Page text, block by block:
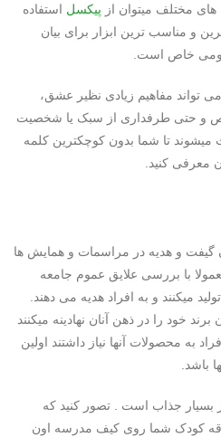
های مختلف میتوان از پیکسل استفاده
و مناسب ترین ابزار برای بیان
خاص است.
می تواند مفاهیم زیادی نظیر عشق،
و حتی طرفداری از سبک یا شخصیت
تا شما بدون کوچکترین کلمه
معرفی کنید.
گیفت و هدیه در مراسمات و همایش ها
با بررسی علایق عموم جامعه
میکنند و به افراد هدیه می دهند.
خود را در ذهن آنان نهادینه میکنند
به محصولات آنها نیاز داشتند اولین
باشد.
بسیار جذاب است . تصور کنید که
کودک شما روی کیف مدرسه اون